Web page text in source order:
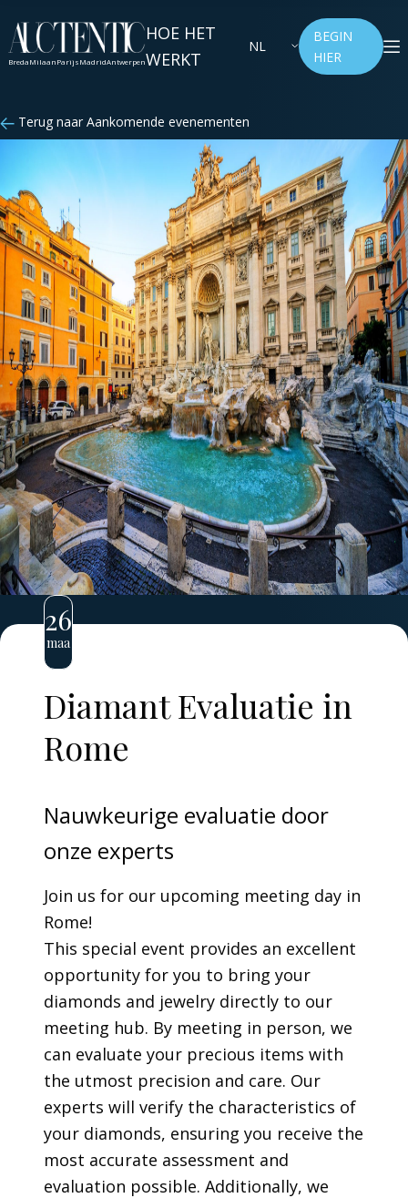
BredaMilaanParijsMadridAntwerpen
HOE HET
WERKT
NL
BEGIN
HIER
Terug naar Aankomende evenementen
26
maa
Diamant Evaluatie in
Rome
Nauwkeurige evaluatie door
onze experts
Join us for our upcoming meeting day in
Rome!
This special event provides an excellent
opportunity for you to bring your
diamonds and jewelry directly to our
meeting hub. By meeting in person, we
can evaluate your precious items with
the utmost precision and care. Our
experts will verify the characteristics of
your diamonds, ensuring you receive the
most accurate assessment and
evaluation possible. Additionally, we